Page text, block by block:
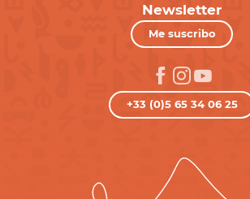
Newsletter
Me suscribo
+33 (0)5 65 34 06 25